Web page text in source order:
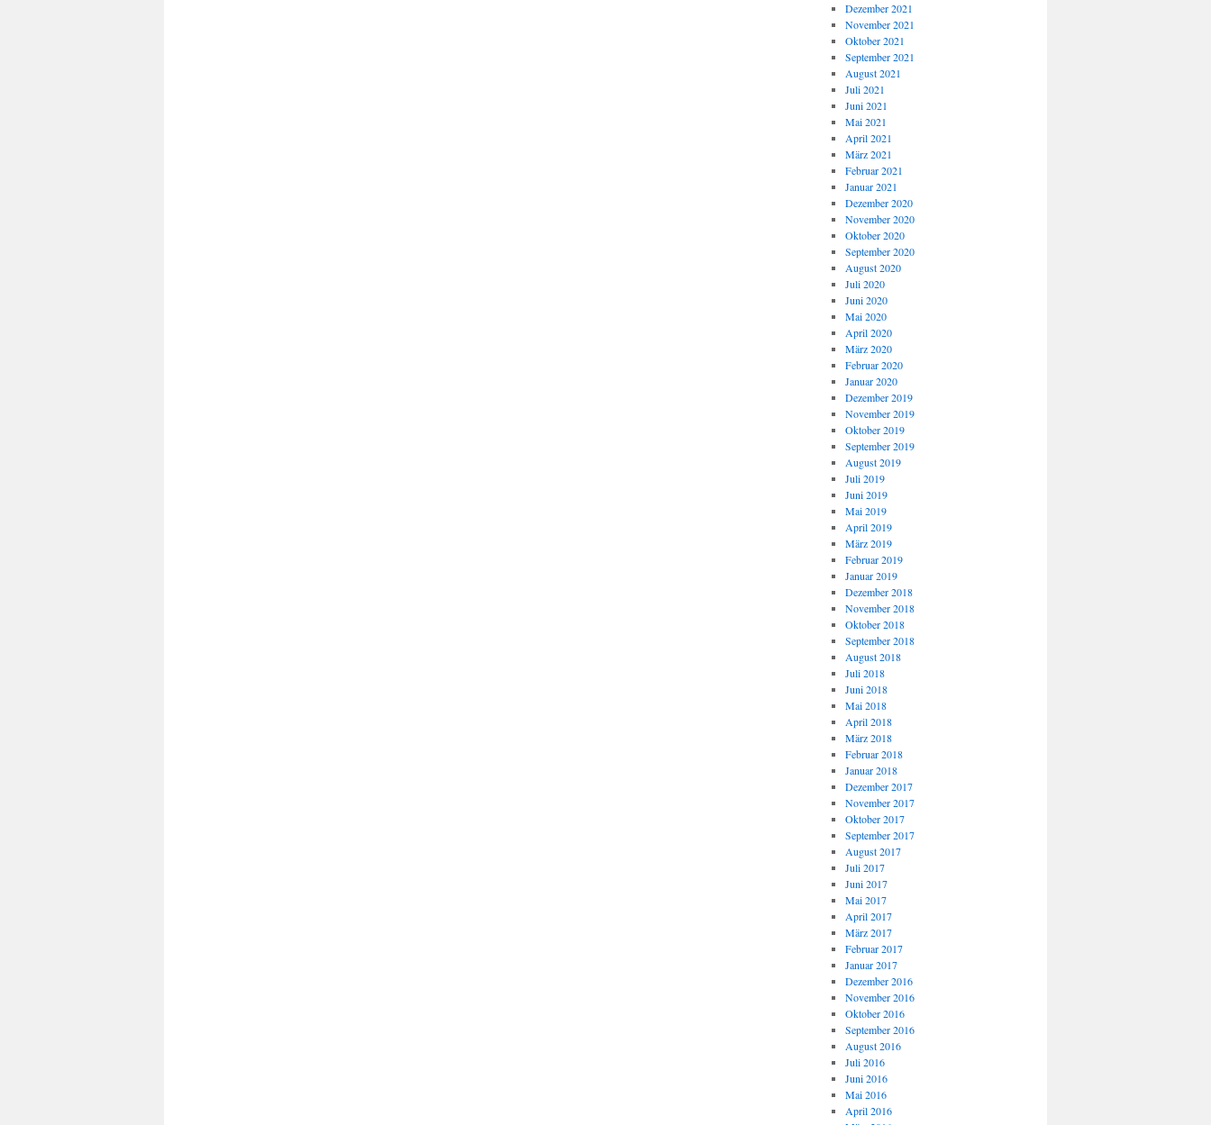
Dezember 2021
November 2021
Oktober 2021
September 2021
August 2021
Juli 2021
Juni 2021
Mai 2021
April 2021
März 2021
Februar 2021
Januar 2021
Dezember 2020
November 2020
Oktober 2020
September 2020
August 2020
Juli 2020
Juni 2020
Mai 2020
April 2020
März 2020
Februar 2020
Januar 2020
Dezember 2019
November 2019
Oktober 2019
September 2019
August 2019
Juli 2019
Juni 2019
Mai 2019
April 2019
März 2019
Februar 2019
Januar 2019
Dezember 2018
November 2018
Oktober 2018
September 2018
August 2018
Juli 2018
Juni 2018
Mai 2018
April 2018
März 2018
Februar 2018
Januar 2018
Dezember 2017
November 2017
Oktober 2017
September 2017
August 2017
Juli 2017
Juni 2017
Mai 2017
April 2017
März 2017
Februar 2017
Januar 2017
Dezember 2016
November 2016
Oktober 2016
September 2016
August 2016
Juli 2016
Juni 2016
Mai 2016
April 2016